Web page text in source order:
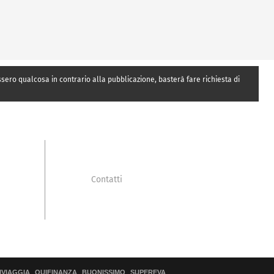
qualcosa in contrario alla pubblicazione, basterà fare richiesta di
Contatti
QUIFINANZA BUONISSIMO SUPEREVA